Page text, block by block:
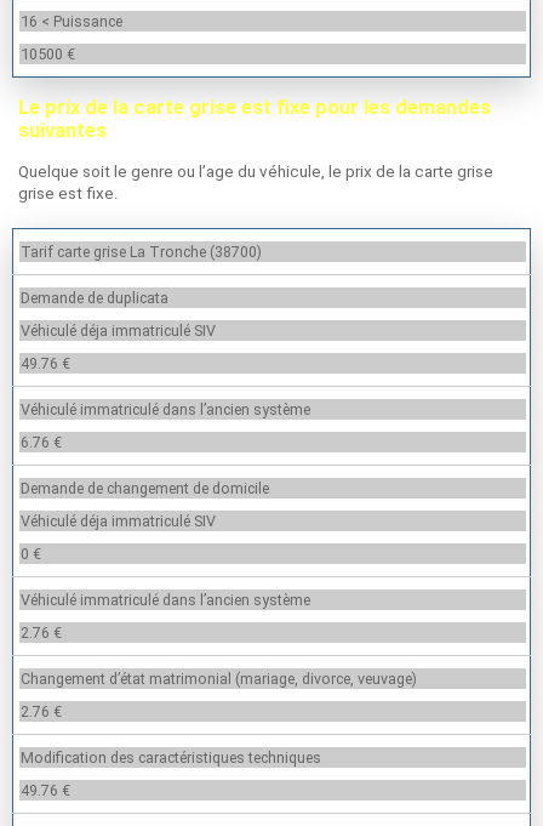
16 < Puissance
10500 €
Le prix de la carte grise est fixe pour les demandes
suivantes
Quelque soit le genre ou l’age du véhicule, le prix de la carte grise
grise est fixe.
Tarif carte grise La Tronche (38700)
Demande de duplicata
Véhiculé déja immatriculé SIV
49.76 €
Véhiculé immatriculé dans l’ancien système
6.76 €
Demande de changement de domicile
Véhiculé déja immatriculé SIV
0 €
Véhiculé immatriculé dans l’ancien système
2.76 €
Changement d’état matrimonial (mariage, divorce, veuvage)
2.76 €
Modification des caractéristiques techniques
49.76 €